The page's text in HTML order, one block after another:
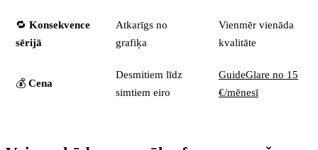
🔁 Konsekvence
sērijā
Atkarīgs no
grafiķa
Vienmēr vienāda
kvalitāte
💰 Cena
Desmitiem līdz
simtiem eiro
GuideGlare no 15
€/mēnesī